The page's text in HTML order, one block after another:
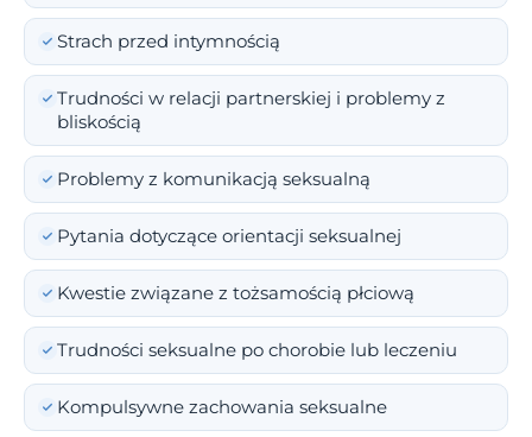
Strach przed intymnością
Trudności w relacji partnerskiej i problemy z
bliskością
Problemy z komunikacją seksualną
Pytania dotyczące orientacji seksualnej
Kwestie związane z tożsamością płciową
Trudności seksualne po chorobie lub leczeniu
Kompulsywne zachowania seksualne